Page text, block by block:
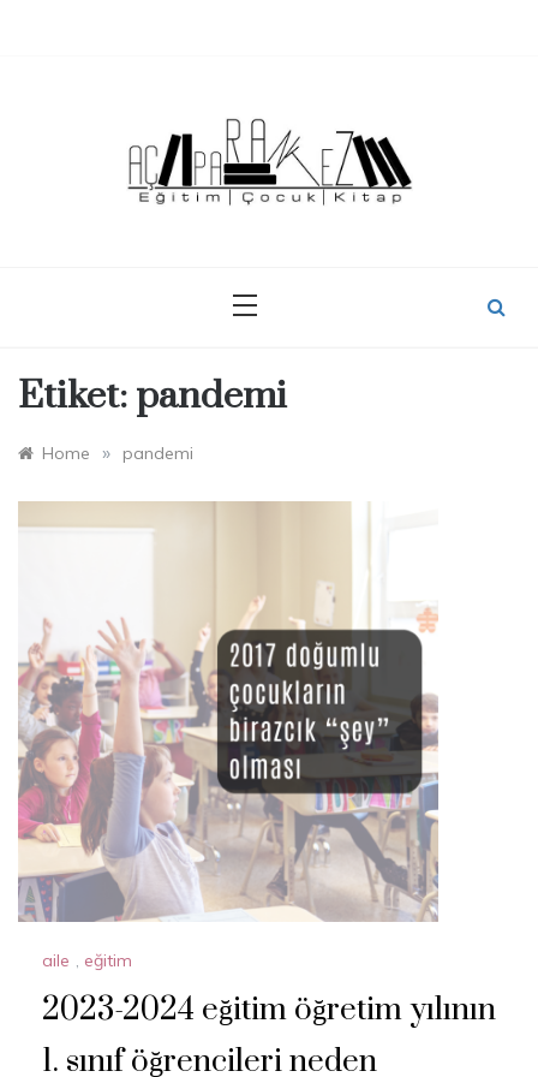
Etiket: pandemi
Home » pandemi
aile , eğitim
2023-2024 eğitim öğretim yılının
1. sınıf öğrencileri neden